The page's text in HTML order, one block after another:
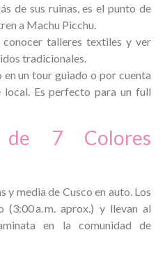
de sus ruinas, es el punto de
a Machu Picchu.
conocer talleres textiles y ver
tradicionales.
un tour guiado o por cuenta
Es perfecto para un full
de 7 Colores
y media de Cusco en auto. Los
(3:00 a. m. aprox.) y llevan al
en la comunidad de